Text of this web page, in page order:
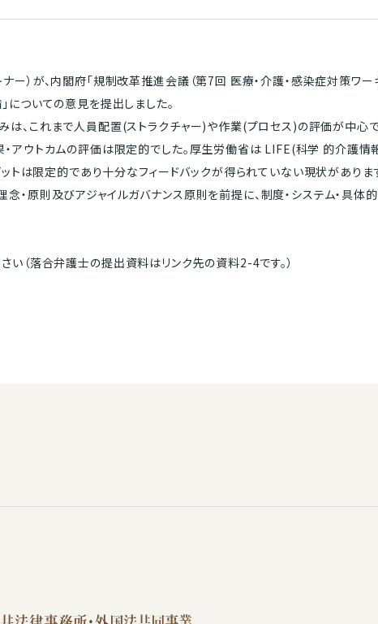
ナー）が、内閣府「規制改革推進会議（第7回 医療・介護・感染症対策ワー
についての意見を提出しました。
は、これまで人員配置(ストラクチャー)や作業(プロセス)の評価が中
・アウトカムの評価は限定的でした。厚生労働省は LIFE(科学 的介護
トは限定的であり十分なフィードバックが得られていない現状がありま
・原則及びアジャイルガバナンス原則を前提に、制度・システム・具
い（落合弁護士の提出資料はリンク先の資料2-4です。）